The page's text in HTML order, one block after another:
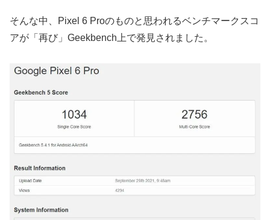
そんな中、Pixel 6 Proのものと思われるベンチマークスコ
アが「再び」Geekbench上で発見されました。